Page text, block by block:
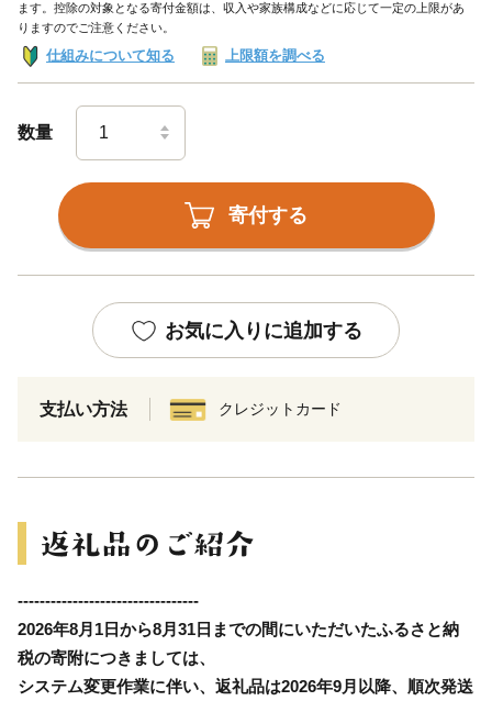
ます。控除の対象となる寄付金額は、収入や家族構成などに応じて一定の上限があ
りますのでご注意ください。
仕組みについて知る 上限額を調べる
数量
寄付する
お気に入りに追加する
支払い方法 クレジットカード
---------------------------------
2026年8月1日から8月31日までの間にいただいたふるさと納
税の寄附につきましては、
システム変更作業に伴い、返礼品は2026年9月以降、順次発送